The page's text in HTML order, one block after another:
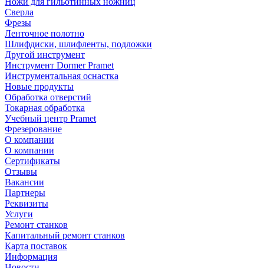
Сверла
Фрезы
Ленточное полотно
Шлифдиски, шлифленты, подложки
Другой инструмент
Инструмент Dormer Pramet
Инструментальная оснастка
Новые продукты
Обработка отверстий
Токарная обработка
Учебный центр Pramet
Фрезерование
О компании
О компании
Сертификаты
Отзывы
Вакансии
Партнеры
Реквизиты
Услуги
Ремонт станков
Капитальный ремонт станков
Карта поставок
Информация